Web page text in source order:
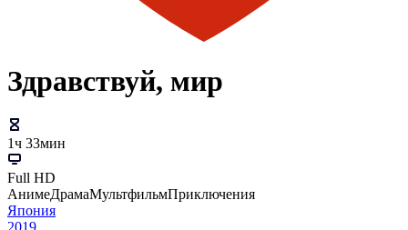
Здравствуй, мир
1ч 33мин
Full HD
АнимеДрамаМультфильмПриключения
Япония